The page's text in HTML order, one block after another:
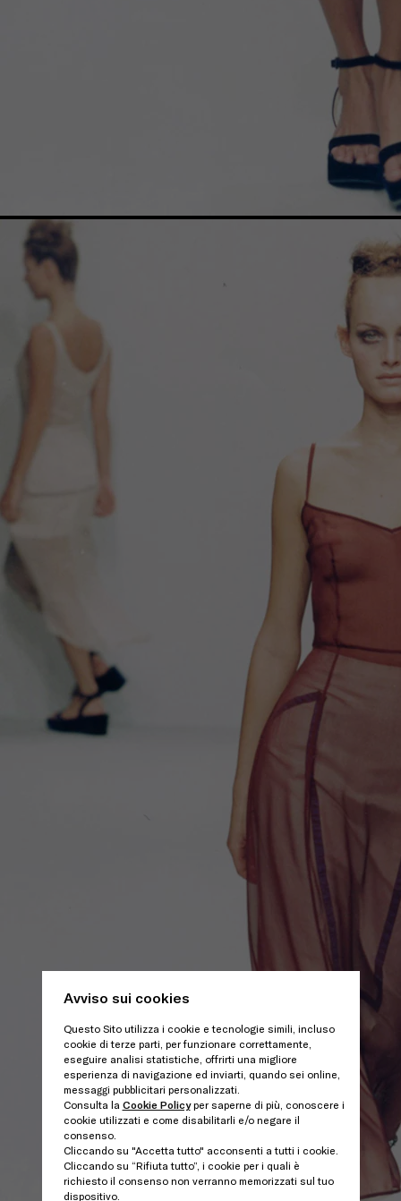
Avviso sui cookies
Questo Sito utilizza i cookie e tecnologie simili, incluso
cookie di terze parti, per funzionare correttamente,
eseguire analisi statistiche, offrirti una migliore
esperienza di navigazione ed inviarti, quando sei online,
messaggi pubblicitari personalizzati.
Consulta la Cookie Policyper saperne di più, conoscere i
cookie utilizzati e come disabilitarli e/o negare il
consenso.
Cliccando su "Accetta tutto" acconsenti a tutti i cookie.
Cliccando su “Rifiuta tutto”, i cookie per i quali è
richiesto il consenso non verranno memorizzati sul tuo
dispositivo.